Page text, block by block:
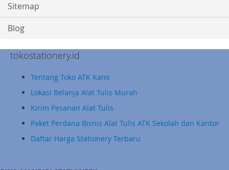
Sitemap
Blog
tokostationery.id
Tentang Toko ATK Kami
Lokasi Belanja Alat Tulis Murah
Kirim Pesanan Alat Tulis
Paket Perdana Bisnis Alat Tulis ATK Sekolah dan Kantor
Daftar Harga Stationery Terbaru